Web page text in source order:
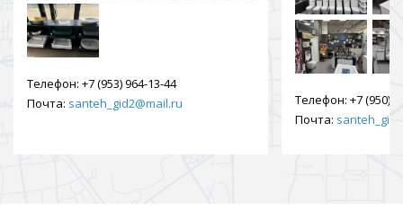
Телефон: +7 (953) 964-13-44
Почта: santeh_gid2@mail.ru Телефон: +7 (950)
Почта: